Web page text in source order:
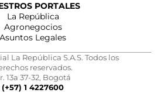
PORTALES
La República
Agronegocios
Asuntos Legales
La República S.A.S. Todos los
reservados.
13a 37-32, Bogotá
(+57) 1 4227600